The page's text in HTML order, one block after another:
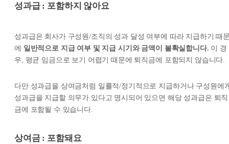
성과급 : 포함하지 않아요
성과급은 회사가 구성원/조직의 성과 달성 여부에 따라 지급하기 때
에 일반적으로 지급 여부 및 지급 시기와 금액이 불확실합니다. 이 경
우, 평균 임금으로 보기 어렵기 때문에 퇴직금에 포함되지 않습니다.
다만 성과급을 상여금처럼 일률적/정기적으로 지급하거나 구성원에
성과급을 지급할 의무가 있다고 명시되어 있으면 해당 성과급은 퇴직
금에 포함될 수 있습니다.
상여금 : 포함돼요